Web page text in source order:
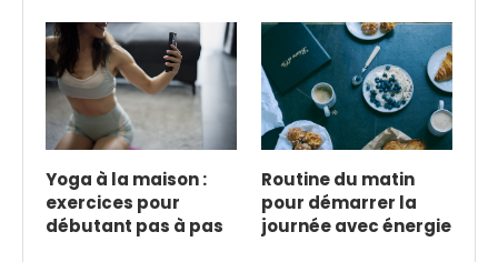
Yoga à la maison :
exercices pour
débutant pas à pas
Routine du matin
pour démarrer la
journée avec énergie